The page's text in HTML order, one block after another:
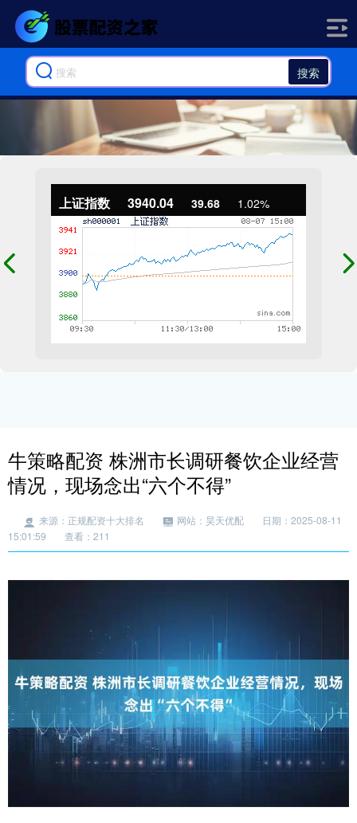
搜索
上证指数 3940.04 39.68 1.02%
牛策略配资 株洲市长调研餐饮企业经营
情况，现场念出“六个不得”
来源：正规配资十大排名 网站：昊天优配
日期：2025-08-11
15:01:59
查看：211